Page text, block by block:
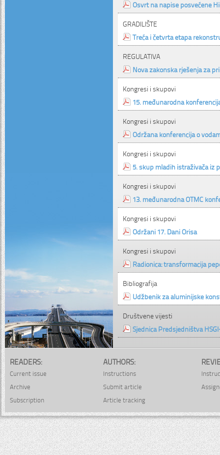
Osvrt na napise posvećene
GRADILIŠTE
Treća i četvrta etapa
REGULATIVA
Nova zakonska rješenja za
Kongresi i skupovi
15. međunarodna
Kongresi i skupovi
Održana konferencija o
Kongresi i skupovi
5. skup mladih istraživača iz
Kongresi i skupovi
13. međunarodna OTMC
Kongresi i skupovi
Održani 17. Dani Orisa
Kongresi i skupovi
Radionica: transformacija
Bibliografija
Udžbenik za aluminijske
Društvene vijesti
Sjednica Predsjedništva
READERS:
Current issue
Archive
Subscription
AUTHORS:
Instructions
Submit article
Article tracking